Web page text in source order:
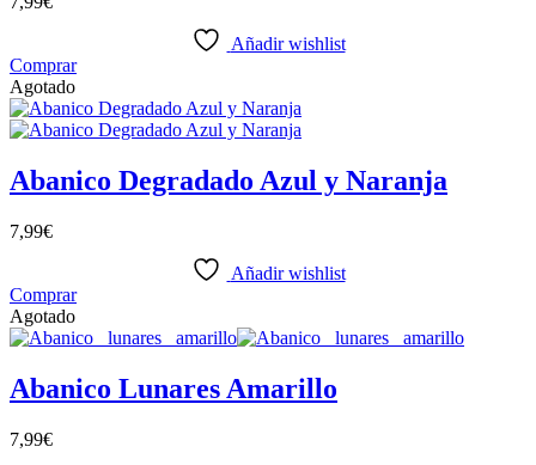
Añadir wishlist
Comprar
Agotado
Abanico Degradado Azul y Naranja
7,99€
Añadir wishlist
Comprar
Agotado
Abanico Lunares Amarillo
7,99€